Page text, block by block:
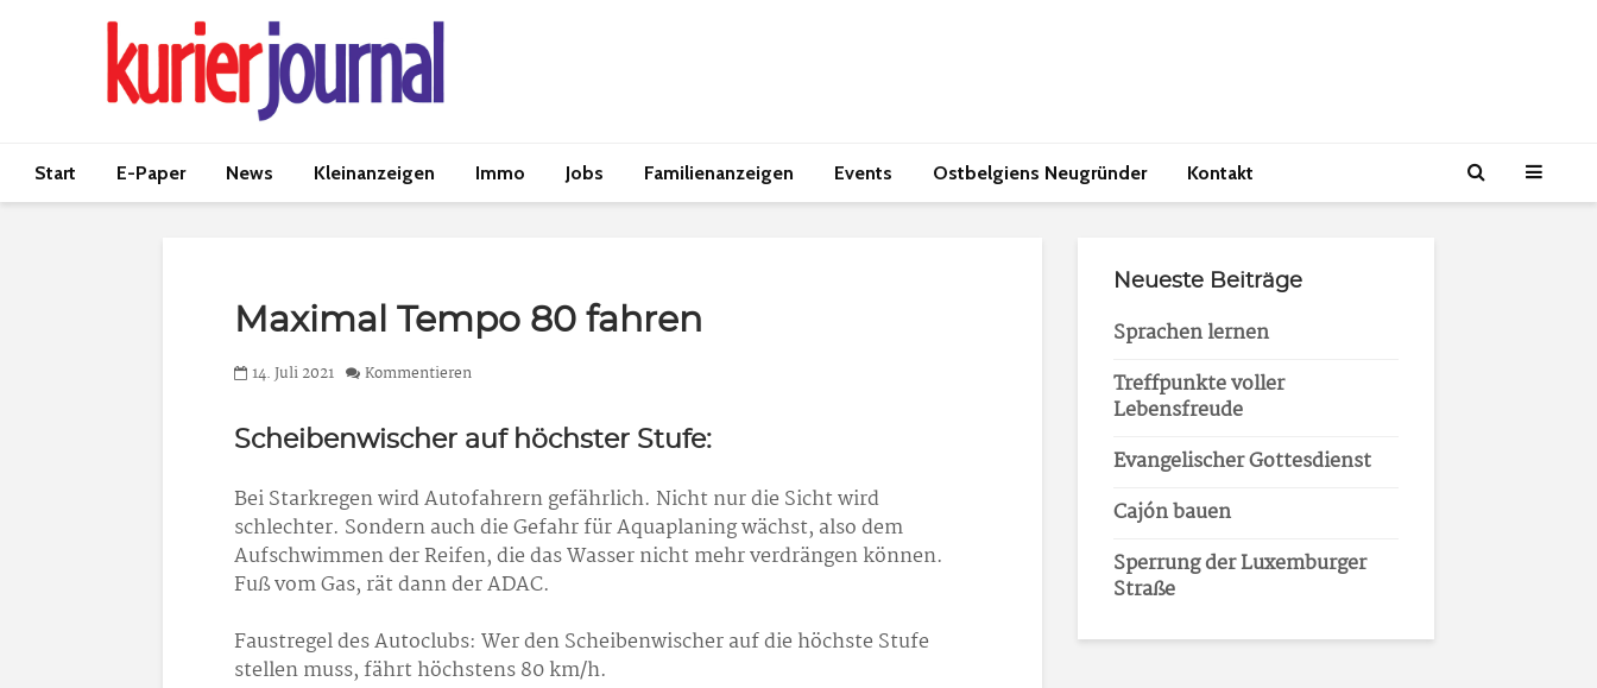
Start E-Paper News Kleinanzeigen Immo Jobs Familienanzeigen Events Ostbelgiens Neugründer Kontakt
Maximal Tempo 80 fahren
14. Juli 2021 Kommentieren
Scheibenwischer auf höchster Stufe:
Bei Starkregen wird Autofahrern gefährlich. Nicht nur die Sicht wird
schlechter. Sondern auch die Gefahr für Aquaplaning wächst, also dem
Aufschwimmen der Reifen, die das Wasser nicht mehr verdrängen können.
Fuß vom Gas, rät dann der ADAC.
Faustregel des Autoclubs: Wer den Scheibenwischer auf die höchste Stufe
stellen muss, fährt höchstens 80 km/h.
Neueste Beiträge
Sprachen lernen
Treffpunkte voller
Lebensfreude
Evangelischer Gottesdienst
Cajón bauen
Sperrung der Luxemburger
Straße